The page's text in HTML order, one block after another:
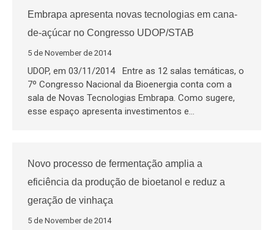
Embrapa apresenta novas tecnologias em cana-
de-açúcar no Congresso UDOP/STAB
5 de November de 2014
UDOP, em 03/11/2014 Entre as 12 salas temáticas, o
7º Congresso Nacional da Bioenergia conta com a
sala de Novas Tecnologias Embrapa. Como sugere,
esse espaço apresenta investimentos e…
Novo processo de fermentação amplia a
eficiência da produção de bioetanol e reduz a
geração de vinhaça
5 de November de 2014